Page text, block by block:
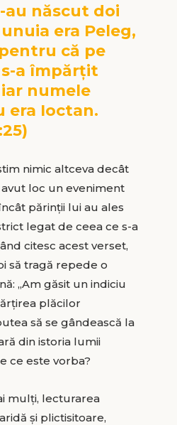
au născut doi
era Peleg,
că pe
a împărţit
numele
era Ioctan.
nimic altceva decât
loc un eveniment
părinţii lui au ales
legat de ceea ce s-a
citesc acest verset,
să tragă repede o
,,Am găsit un indiciu
plăcilor
să se gândească la
din istoria lumii
ce este vorba?
mulţi, lecturarea
şi plictisitoare,